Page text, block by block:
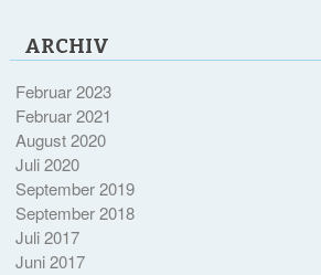
ARCHIV
Februar 2023
Februar 2021
August 2020
Juli 2020
September 2019
September 2018
Juli 2017
Juni 2017